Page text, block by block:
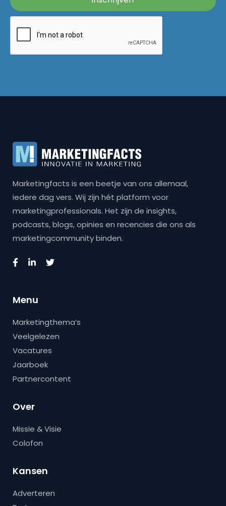
Marketingfacts is een beetje van ons allemaal,
iedere dag vers. Wij zijn hét platform voor
marketingprofessionals. Het zijn de insights,
podcasts, blogs, opinies en recencies die ons als
marketingcommunity binden.
Menu
Marketingthema’s
Veelgelezen
Vacatures
Jaarboek
Partnercontent
Over
Missie & Visie
Colofon
Kansen
Adverteren